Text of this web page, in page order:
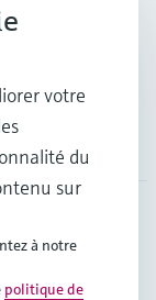
votre
du
sur
à notre
politique de